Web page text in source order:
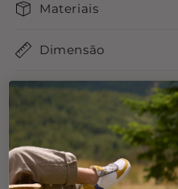
Materiais
Dimensão
Cuidados a ter